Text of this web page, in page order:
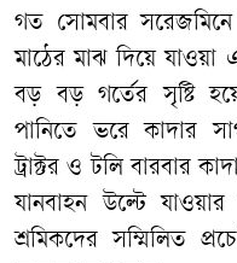
গত সোমবার
মাঠের মাঝ দিয়ে যাওয়া
বড় বড় গর্তের সৃষ্টি
পানিতে ভরে কাদার
ট্রাক্টর ও টলি বারবার
যানবাহন উল্টে
শ্রমিকদের সম্মিলিত